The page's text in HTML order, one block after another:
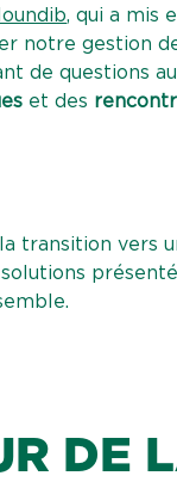
, qui a mis
notre gestion
de questions
et des
la transition vers
DE